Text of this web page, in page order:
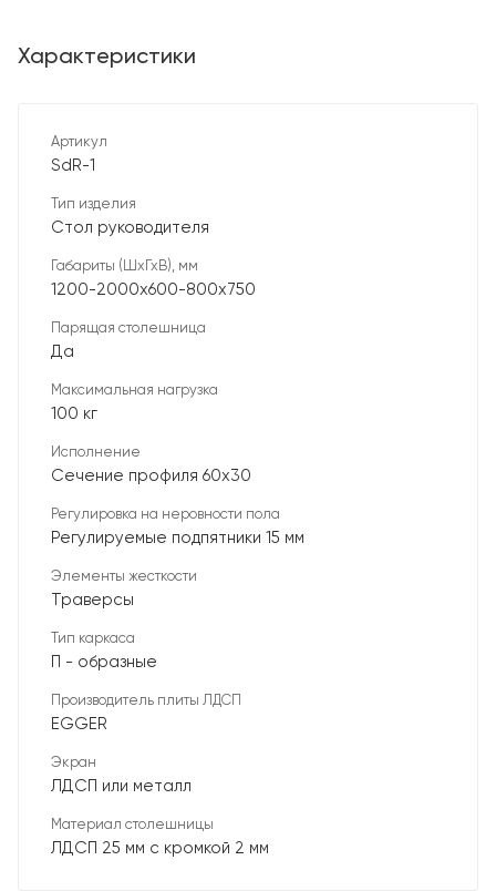
Характеристики
Артикул
SdR-1
Тип изделия
Стол руководителя
Габариты (ШхГхВ), мм
1200-2000х600-800х750
Парящая столешница
Да
Максимальная нагрузка
100 кг
Исполнение
Сечение профиля 60х30
Регулировка на неровности пола
Регулируемые подпятники 15 мм
Элементы жесткости
Траверсы
Тип каркаса
П - образные
Производитель плиты ЛДСП
EGGER
Экран
ЛДСП или металл
Материал столешницы
ЛДСП 25 мм с кромкой 2 мм